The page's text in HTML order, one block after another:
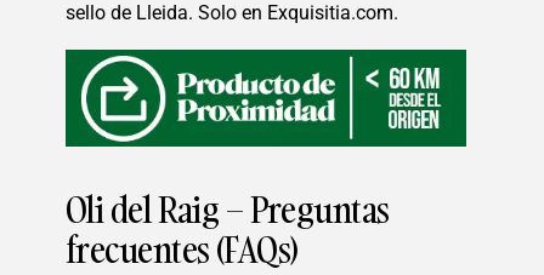
sello de Lleida. Solo en Exquisitia.com.
Oli del Raig – Preguntas
frecuentes (FAQs)